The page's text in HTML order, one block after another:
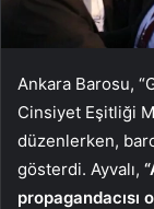
Ankara Barosu,
Cinsiyet Eşitliği
düzenlerken,
gösterdi. Ayvalı,
propagandacısı